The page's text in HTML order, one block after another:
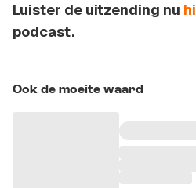
Luister de uitzending nu
podcast.
Ook de moeite waard